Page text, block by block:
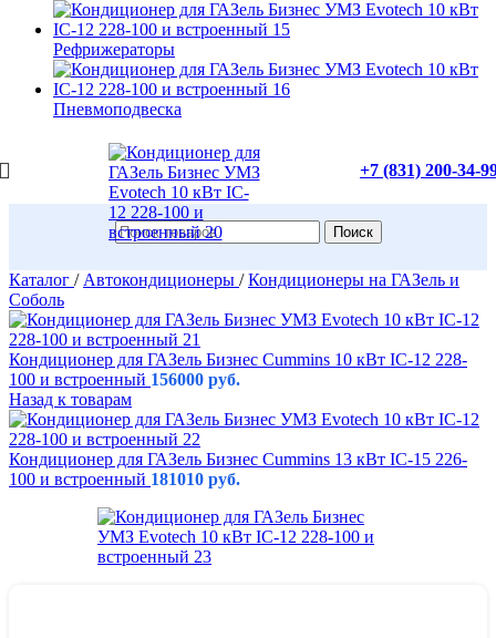
Рефрижераторы
Пневмоподвеска
+7 (831) 200-34-
Поиск
Каталог / Автокондиционеры / Кондиционеры на ГАЗель и
Соболь
Кондиционер для ГАЗель Бизнес Cummins 10 кВт IC-12 228-
100 и встроенный 156000 руб.
Назад к товарам
Кондиционер для ГАЗель Бизнес Cummins 13 кВт IC-15 226-
100 и встроенный 181010 руб.